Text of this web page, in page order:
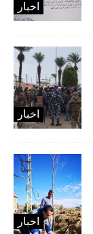
اخبار
اخبار
اخبار